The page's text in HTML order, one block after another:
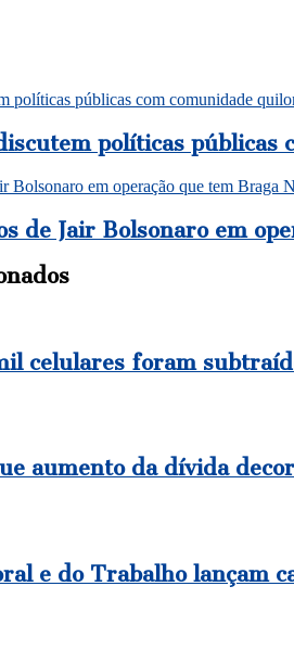
políticas públicas com comunidade
políticas públicas
Bolsonaro em operação que tem Braga
de Jair Bolsonaro em
celulares foram
aumento da dívida
e do Trabalho lançam